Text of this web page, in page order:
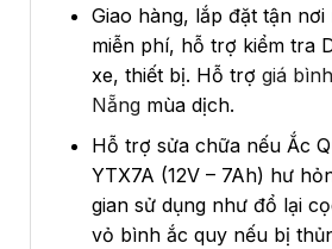
Giao hàng, lắp đặt tận
miễn phí, hỗ trợ kiểm tra
xe, thiết bị. Hỗ trợ giá
Nẵngmùa dịch.
Hỗ trợ sửa chữa nếu Ắc
YTX7A (12V – 7Ah) hư
gian sử dụng như đổ lại
vỏ bình ắc quy nếu bị